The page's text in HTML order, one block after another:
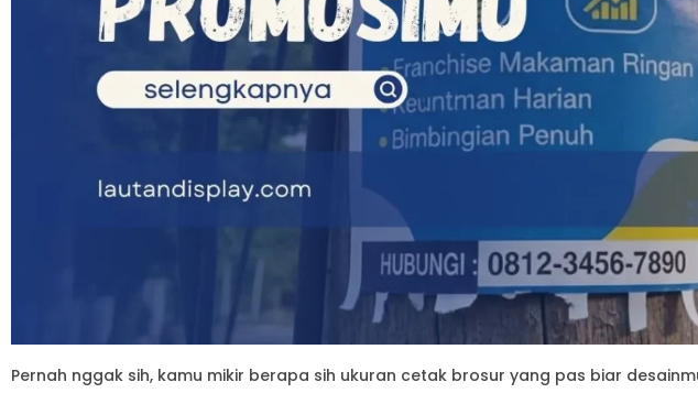
Pernah nggak sih, kamu mikir berapa sih ukuran cetak brosur yang pas biar